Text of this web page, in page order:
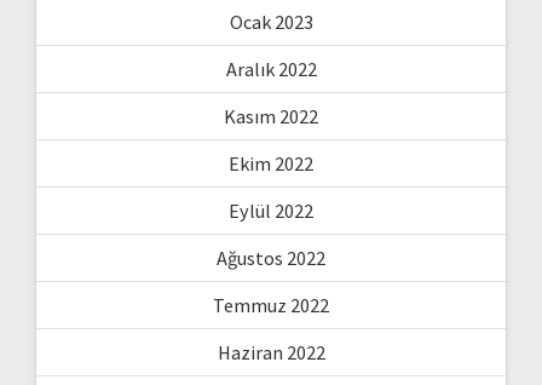
Ocak 2023
Aralık 2022
Kasım 2022
Ekim 2022
Eylül 2022
Ağustos 2022
Temmuz 2022
Haziran 2022